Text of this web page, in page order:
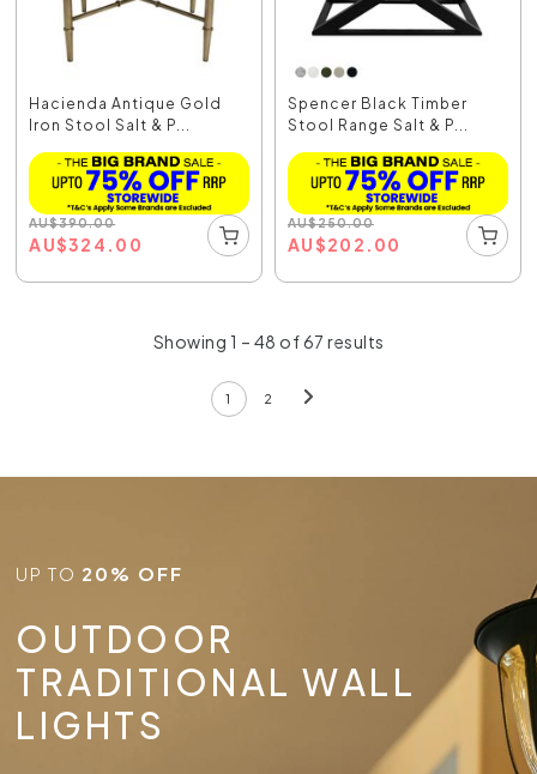
Hacienda Antique Gold
Iron Stool Salt & P...
AU$390.00
AU$324.00
Spencer Black Timber
Stool Range Salt & P...
AU$250.00
AU$202.00
Showing 1 – 48 of 67 results
1 2
UP TO 20% OFF
OUTDOOR
TRADITIONAL WALL
LIGHTS